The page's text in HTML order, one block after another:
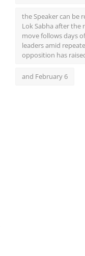
the Speaker can be
Lok Sabha after the
move follows days
leaders amid
opposition has
and February 6